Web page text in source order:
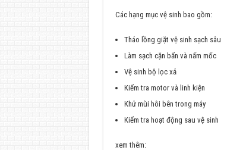
Các hạng mục vệ sinh bao gồm:
Tháo lồng giặt vệ sinh sạch sâu
Làm sạch cặn bẩn và nấm mốc
Vệ sinh bộ lọc xả
Kiểm tra motor và linh kiện
Khử mùi hôi bên trong máy
Kiểm tra hoạt động sau vệ sinh
xem thêm: